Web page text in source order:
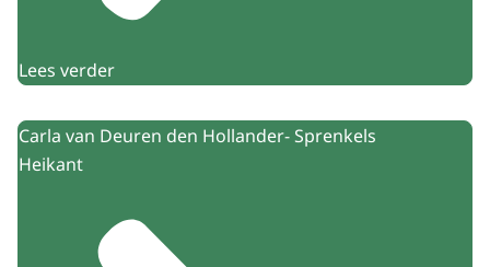
Lees verder
Carla van Deuren den Hollander- Sprenkels
Heikant